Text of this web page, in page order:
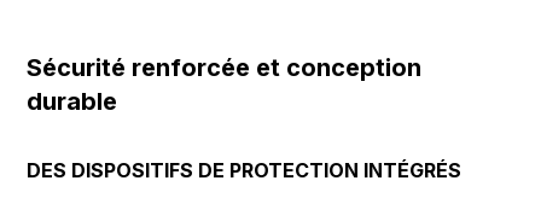
Sécurité renforcée et conception
durable
DES DISPOSITIFS DE PROTECTION INTÉGRÉS